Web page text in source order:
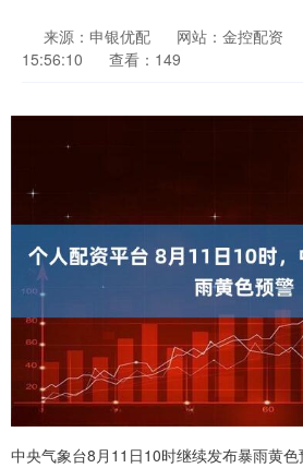
来源：申银优配 网站：金控配资
15:56:10
查看：149
中央气象台8月11日10时继续发布暴雨黄